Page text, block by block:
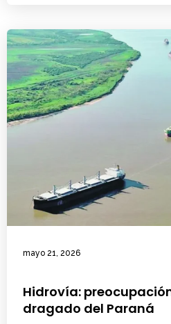
mayo 21, 2026
Hidrovía:
dragado del Paraná